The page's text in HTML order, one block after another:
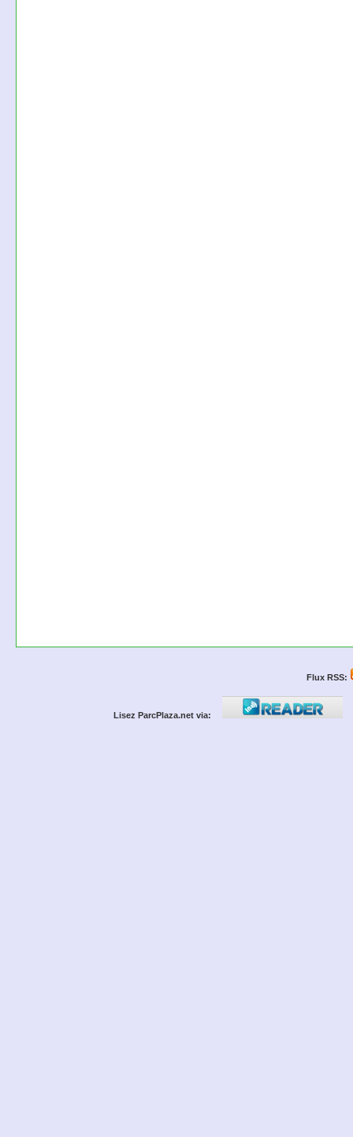
Flux RSS:
Lisez ParcPlaza.net via: